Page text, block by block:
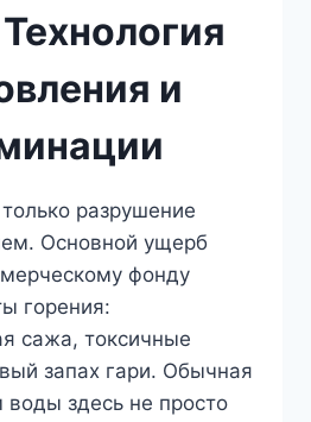
и
разрушение
Основной ущерб
фонду
горения:
сажа, токсичные
запах гари. Обычная
воды здесь не просто